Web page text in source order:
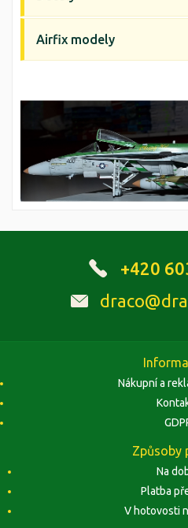
Airfix modely
+420
Nákupní a
Způsoby
Na
Platba
V hotovosti